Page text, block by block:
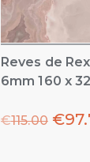
Reves de
6mm 160 x
€115.00 €